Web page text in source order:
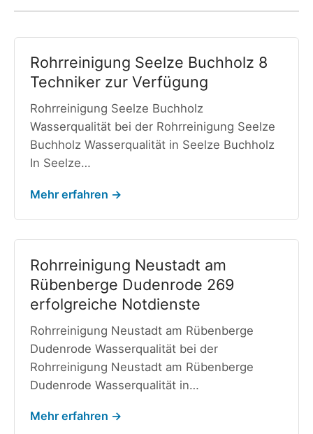
Rohrreinigung Seelze Buchholz 8
Techniker zur Verfügung
Rohrreinigung Seelze Buchholz
Wasserqualität bei der Rohrreinigung Seelze
Buchholz Wasserqualität in Seelze Buchholz
In Seelze…
Mehr erfahren →
Rohrreinigung Neustadt am
Rübenberge Dudenrode 269
erfolgreiche Notdienste
Rohrreinigung Neustadt am Rübenberge
Dudenrode Wasserqualität bei der
Rohrreinigung Neustadt am Rübenberge
Dudenrode Wasserqualität in…
Mehr erfahren →